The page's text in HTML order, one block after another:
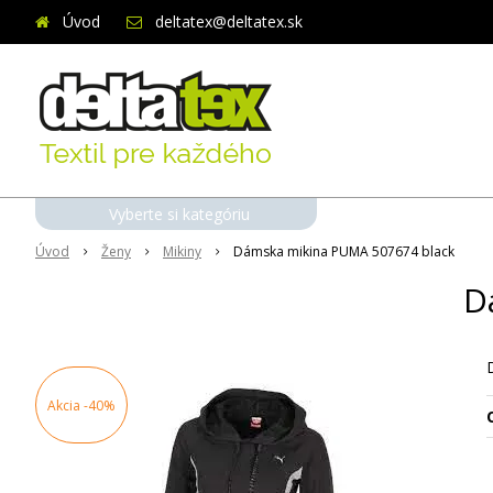
Úvod deltatex@deltatex.sk
Úvod Ženy Mikiny Dámska mikina PUMA 507674 black
Akcia -40%
Vyberte si kategóriu